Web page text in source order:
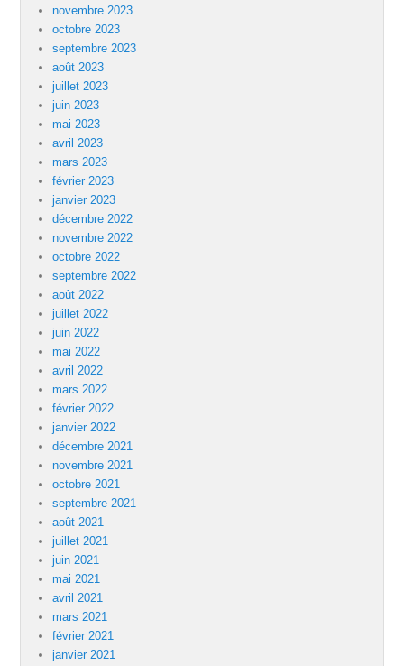
novembre 2023
octobre 2023
septembre 2023
août 2023
juillet 2023
juin 2023
mai 2023
avril 2023
mars 2023
février 2023
janvier 2023
décembre 2022
novembre 2022
octobre 2022
septembre 2022
août 2022
juillet 2022
juin 2022
mai 2022
avril 2022
mars 2022
février 2022
janvier 2022
décembre 2021
novembre 2021
octobre 2021
septembre 2021
août 2021
juillet 2021
juin 2021
mai 2021
avril 2021
mars 2021
février 2021
janvier 2021